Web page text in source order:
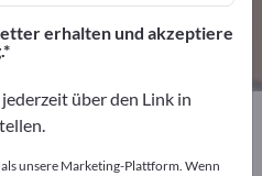
erhalten und akzeptiere
über den Link in
unsere Marketing-Plattform. Wenn